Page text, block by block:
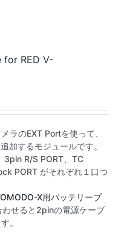
for RED V-
ラのEXT Portを使って、
加するモジュールです。
R/S PORT、TC
PORT がそれぞれ１口つ
X用バッテリープ
わせると2pinの電源ケーブ
。